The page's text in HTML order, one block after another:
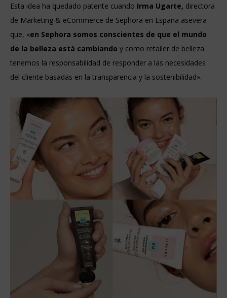
Esta idea ha quedado patente cuando Irma Ugarte, directora
de Marketing & eCommerce de Sephora en España asevera
que, «en Sephora somos conscientes de que el mundo
de la belleza está cambiando y como retailer de belleza
tenemos la responsabilidad de responder a las necesidades
del cliente basadas en la transparencia y la sostenibilidad».